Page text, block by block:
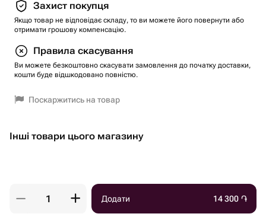
Захист покупця
Якщо товар не відповідає складу, то ви можете його повернути або
отримати грошову компенсацію.
Правила скасування
Ви можете безкоштовно скасувати замовлення до початку доставки,
кошти буде відшкодовано повністю.
Поскаржитись на товар
Інші товари цього магазину
Додати 14 300 ֏